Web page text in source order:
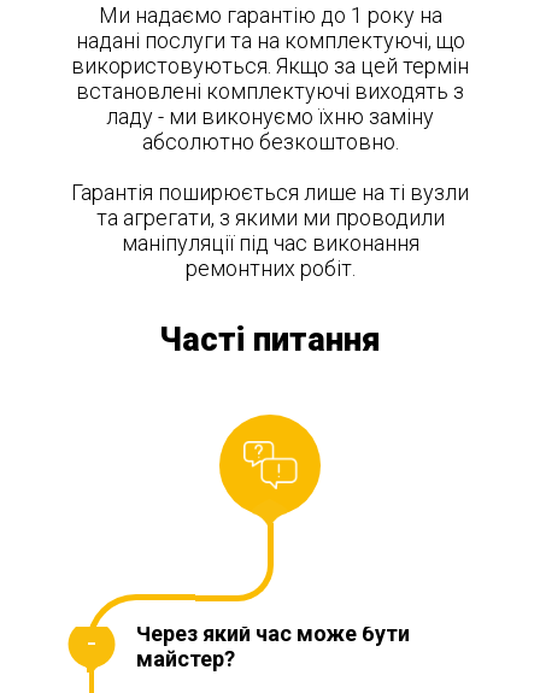
Ми надаємо гарантію до 1 року на
надані послуги та на комплектуючі, що
використовуються. Якщо за цей термін
встановлені комплектуючі виходять з
ладу - ми виконуємо їхню заміну
абсолютно безкоштовно.
Гарантія поширюється лише на ті вузли
та агрегати, з якими ми проводили
маніпуляції під час виконання
ремонтних робіт.
Часті питання
Через який час може бути
майстер?